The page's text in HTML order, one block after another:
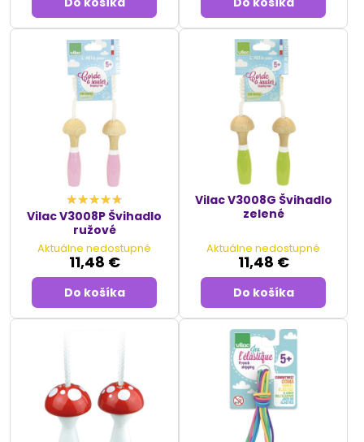
Vilac V3008P Švihadlo
ružové
Aktuálne nedostupné
11,48 €
Do košíka
Vilac V3008G Švihadlo
zelené
Aktuálne nedostupné
11,48 €
Do košíka